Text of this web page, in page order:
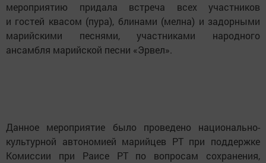
мероприятию придала встреча всех участников
и гостей квасом (пура), блинами (мелна) и задорными
марийскими песнями, участниками народного
ансамбля марийской песни «Эрвел».
Данное мероприятие было проведено национально-
культурной автономией марийцев РТ при поддержке
Комиссии при Раисе РТ по вопросам сохранения,